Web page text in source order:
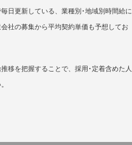
日更新している、業種別･地域別時間給に
社の募集から平均契約単価も予想してお
移を把握することで、採用･定着含めた人